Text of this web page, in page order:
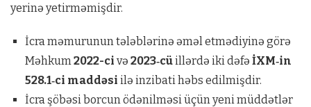
yerinə yetirməmişdir.
İcra məmurunun tələblərinə əməl etmədiyinə görə
Məhkum 2022-ci və 2023‑cüillərdə iki dəfə İXM‑in
528.1‑ci maddəsi ilə inzibati həbs edilmişdir.
İcra şöbəsi borcun ödənilməsi üçün yeni müddətlər